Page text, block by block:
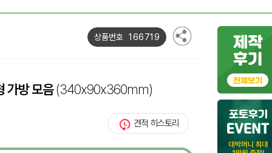
상품번호 166719
가방 모음(340x90x360mm)
견적 히스토리